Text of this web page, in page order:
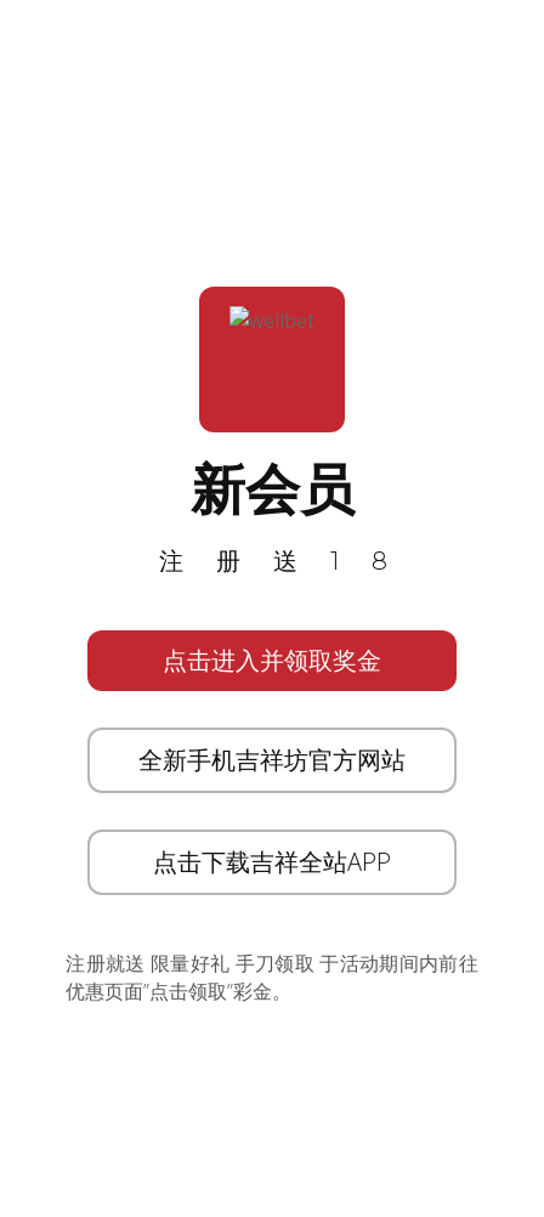
新会员
注册送18
点击进入并领取奖金
全新手机吉祥坊官方网站
点击下载吉祥全站APP
注册就送 限量好礼 手刀领取 于活动期间内前往
优惠页面”点击领取”彩金。